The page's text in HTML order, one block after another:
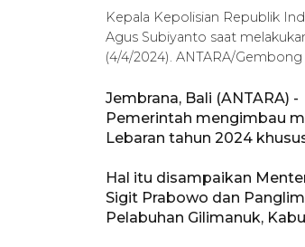
Kepala Kepolisian Republik
Agus Subiyanto saat
(4/4/2024). ANTARA/
Jembrana, Bali (ANTARA) -
Pemerintah mengimbau
Lebaran tahun 2024
Hal itu disampaikan
Sigit Prabowo dan
Pelabuhan Gilimanuk,